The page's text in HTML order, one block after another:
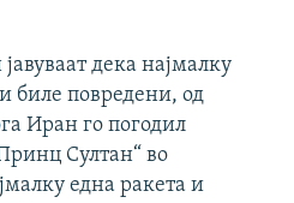
дека најмалку
биле повредени, од
Иран го погодил
Султан“ во
една ракета и